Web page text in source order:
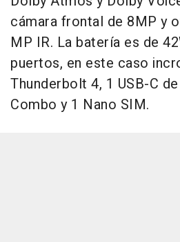
cámara frontal de 8MP y
MP IR. La batería es de
puertos, en este caso
Thunderbolt 4, 1 USB-C
Combo y 1 Nano SIM.